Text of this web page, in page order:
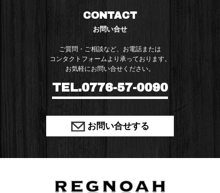
CONTACT
お問い合せ
ご質問・ご相談など、お電話または
コンタクトフォームより承っております。
お気軽にお問い合せください。
TEL.0776-57-0090
お問い合せする